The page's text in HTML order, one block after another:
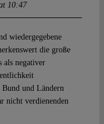
10:47
wiedergegebene
die große
als negativer
Bund und Ländern
nicht verdienenden